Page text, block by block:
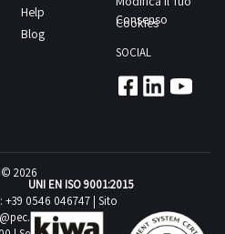
Help
Blog
Consenso
Cookies
SOCIAL
2026
+39 0546 046747 | Sito
UNI EN ISO 9001:2015